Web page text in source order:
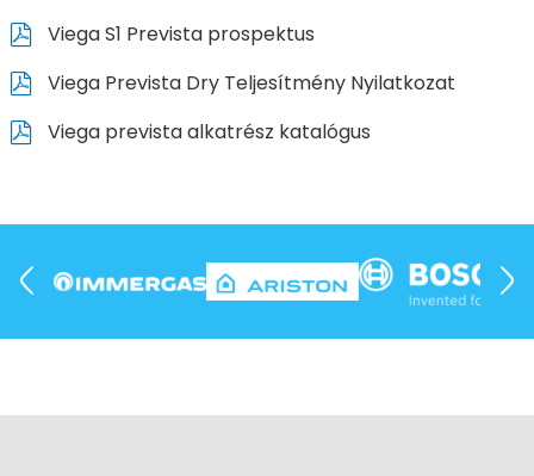
Viega S1 Prevista prospektus
Viega Prevista Dry Teljesítmény Nyilatkozat
Viega prevista alkatrész katalógus